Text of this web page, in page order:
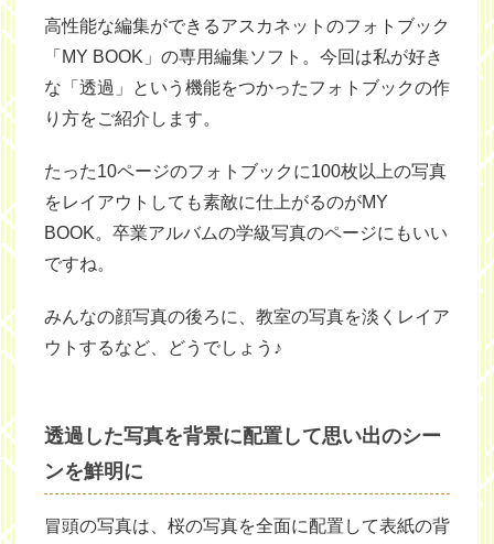
高性能な編集ができるアスカネットのフォトブック
「MY BOOK」の専用編集ソフト。今回は私が好き
な「透過」という機能をつかったフォトブックの作
り方をご紹介します。
たった10ページのフォトブックに100枚以上の写真
をレイアウトしても素敵に仕上がるのがMY
BOOK。卒業アルバムの学級写真のページにもいい
ですね。
みんなの顔写真の後ろに、教室の写真を淡くレイア
ウトするなど、どうでしょう♪
透過した写真を背景に配置して思い出のシー
ンを鮮明に
冒頭の写真は、桜の写真を全面に配置して表紙の背